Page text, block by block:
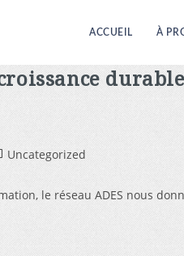
ACCUEIL À
Uncategorized
le réseau ADES nous